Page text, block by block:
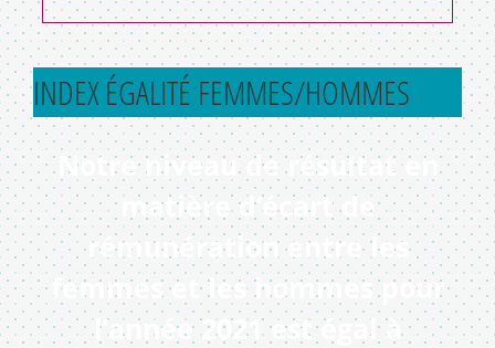
INDEX ÉGALITÉ FEMMES/HOMMES
Notre niveau de résultat en
matière d’écart de
rémunération entre les
femmes et les hommes pour
l’année 2021 est égal à